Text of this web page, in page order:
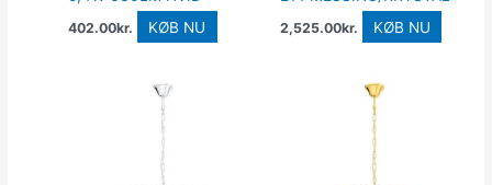
402.00kr. KØB NU 2,525.00kr. KØB NU